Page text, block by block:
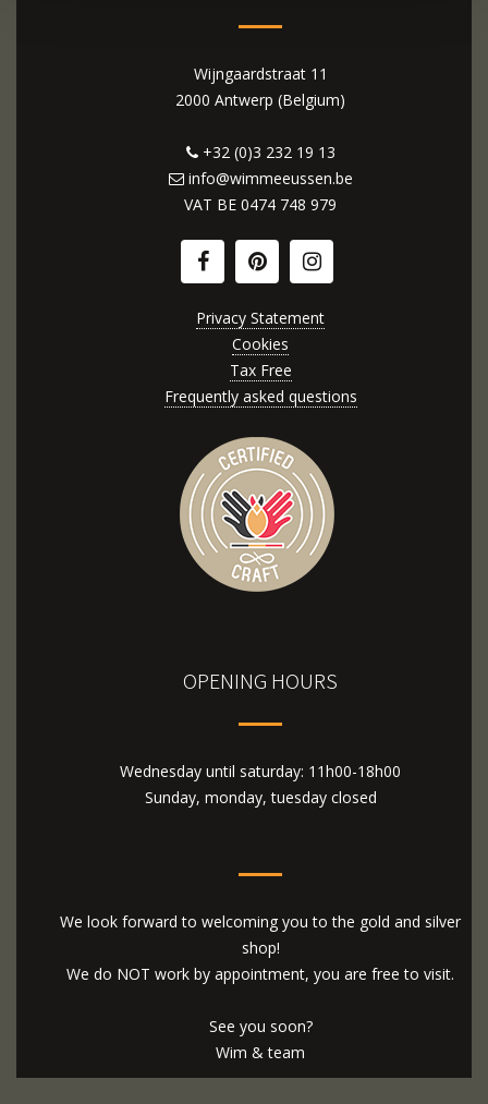
Wijngaardstraat 11
2000 Antwerp (Belgium)
+32 (0)3 232 19 13
info@wimmeeussen.be
VAT BE 0474 748 979
Privacy Statement
Cookies
Tax Free
Frequently asked questions
OPENING HOURS
Wednesday until saturday: 11h00-18h00
Sunday, monday, tuesday closed
We look forward to welcoming you to the gold and silver
shop!
We do NOT work by appointment, you are free to visit.
See you soon?
Wim & team